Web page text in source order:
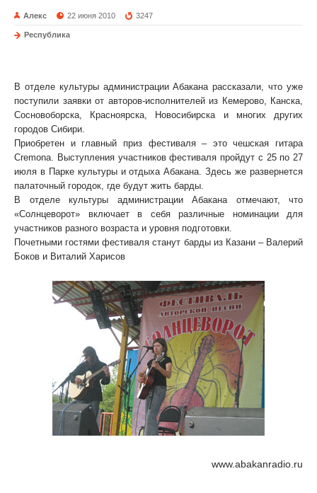
Алекс 22 июня 2010 3247
Республика
В отделе культуры администрации Абакана рассказали, что уже
поступили заявки от авторов-исполнителей из Кемерово, Канска,
Сосновоборска, Красноярска, Новосибирска и многих других
городов Сибири.
Приобретен и главный приз фестиваля – это чешская гитара
Cremona. Выступления участников фестиваля пройдут с 25 по 27
июля в Парке культуры и отдыха Абакана. Здесь же развернется
палаточный городок, где будут жить барды.
В отделе культуры администрации Абакана отмечают, что
«Солнцеворот» включает в себя различные номинации для
участников разного возраста и уровня подготовки.
Почетными гостями фестиваля станут барды из Казани – Валерий
Боков и Виталий Харисов
www.abakanradio.ru